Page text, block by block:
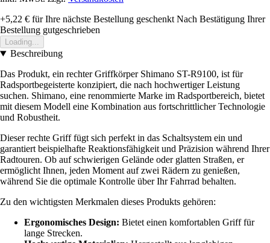
+5,22 € für Ihre nächste Bestellung geschenkt Nach Bestätigung Ihrer
Bestellung gutgeschrieben
Loading...
Beschreibung
Das Produkt, ein rechter Griffkörper Shimano ST-R9100, ist für
Radsportbegeisterte konzipiert, die nach hochwertiger Leistung
suchen. Shimano, eine renommierte Marke im Radsportbereich, bietet
mit diesem Modell eine Kombination aus fortschrittlicher Technologie
und Robustheit.
Dieser rechte Griff fügt sich perfekt in das Schaltsystem ein und
garantiert beispielhafte Reaktionsfähigkeit und Präzision während Ihrer
Radtouren. Ob auf schwierigen Gelände oder glatten Straßen, er
ermöglicht Ihnen, jeden Moment auf zwei Rädern zu genießen,
während Sie die optimale Kontrolle über Ihr Fahrrad behalten.
Zu den wichtigsten Merkmalen dieses Produkts gehören:
Ergonomisches Design: Bietet einen komfortablen Griff für
lange Strecken.